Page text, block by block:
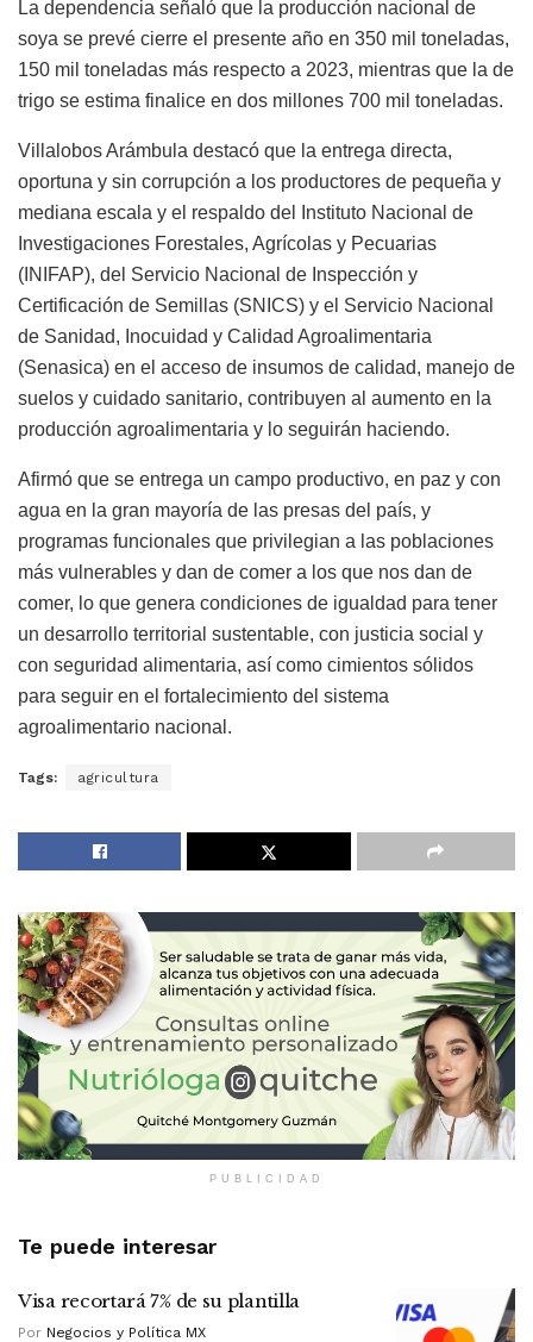
La dependencia señaló que la producción nacional de
soya se prevé cierre el presente año en 350 mil toneladas,
150 mil toneladas más respecto a 2023, mientras que la de
trigo se estima finalice en dos millones 700 mil toneladas.
Villalobos Arámbula destacó que la entrega directa,
oportuna y sin corrupción a los productores de pequeña y
mediana escala y el respaldo del Instituto Nacional de
Investigaciones Forestales, Agrícolas y Pecuarias
(INIFAP), del Servicio Nacional de Inspección y
Certificación de Semillas (SNICS) y el Servicio Nacional
de Sanidad, Inocuidad y Calidad Agroalimentaria
(Senasica) en el acceso de insumos de calidad, manejo de
suelos y cuidado sanitario, contribuyen al aumento en la
producción agroalimentaria y lo seguirán haciendo.
Afirmó que se entrega un campo productivo, en paz y con
agua en la gran mayoría de las presas del país, y
programas funcionales que privilegian a las poblaciones
más vulnerables y dan de comer a los que nos dan de
comer, lo que genera condiciones de igualdad para tener
un desarrollo territorial sustentable, con justicia social y
con seguridad alimentaria, así como cimientos sólidos
para seguir en el fortalecimiento del sistema
agroalimentario nacional.
Tags: agricultura
PUBLICIDAD
Te puede interesar
Visa recortará 7% de su plantilla
Por Negocios y Política MX